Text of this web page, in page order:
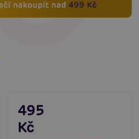
495
Kč